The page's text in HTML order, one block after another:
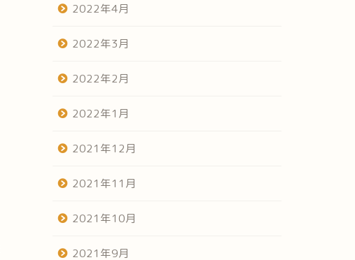
2022年4月
2022年3月
2022年2月
2022年1月
2021年12月
2021年11月
2021年10月
2021年9月